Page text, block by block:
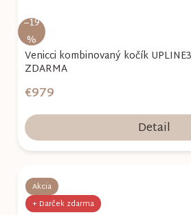
–19
%
Venicci kombinovaný kočík
ZDARMA
€979
Detail
Akcia
+ Darček zdarma